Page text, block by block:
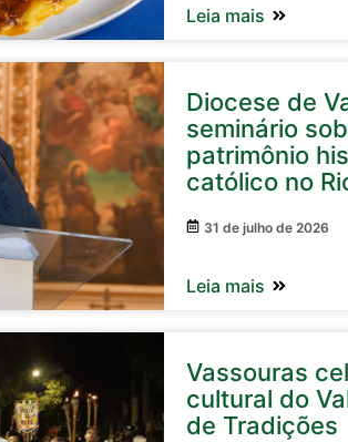
Leia mais
Diocese de
seminário
patrimônio
católico no
31 de julho de 2026
Leia mais
Vassouras
cultural do
de Tradições